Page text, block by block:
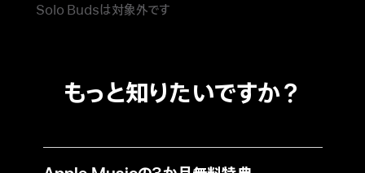
Solo Budsは対象外です
もっと知りたいですか？